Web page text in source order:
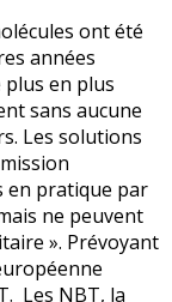
ont été
années
en plus
sans aucune
Les solutions
en pratique par
ne peuvent
». Prévoyant
Les NBT, la